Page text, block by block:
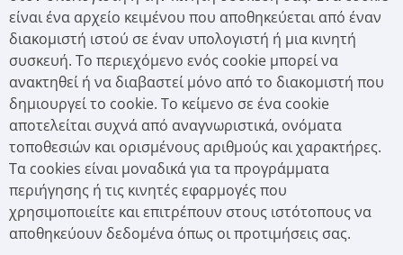
είναι ένα αρχείο κειμένου που αποθηκεύεται από έναν
διακομιστή ιστού σε έναν υπολογιστή ή μια κινητή
συσκευή. Το περιεχόμενο ενός cookie μπορεί να
ανακτηθεί ή να διαβαστεί μόνο από το διακομιστή που
δημιουργεί το cookie. Το κείμενο σε ένα cookie
αποτελείται συχνά από αναγνωριστικά, ονόματα
τοποθεσιών και ορισμένους αριθμούς και χαρακτήρες.
Τα cookies είναι μοναδικά για τα προγράμματα
περιήγησης ή τις κινητές εφαρμογές που
χρησιμοποιείτε και επιτρέπουν στους ιστότοπους να
αποθηκεύουν δεδομένα όπως οι προτιμήσεις σας.